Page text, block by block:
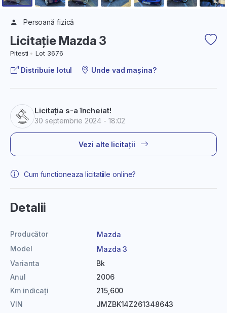
Licitație Mazda 3
Pitesti Lot 3676
Persoană fizică
Distribuie lotul Unde vad mașina?
Licitația s-a încheiat!
30 septembrie 2024 - 18:02
Vezi alte licitații
Cum functioneaza licitatiile online?
Detalii
Producător
Mazda
Model
Mazda 3
Varianta
Bk
Anul
2006
Km indicați
215,600
VIN
JMZBK14Z261348643